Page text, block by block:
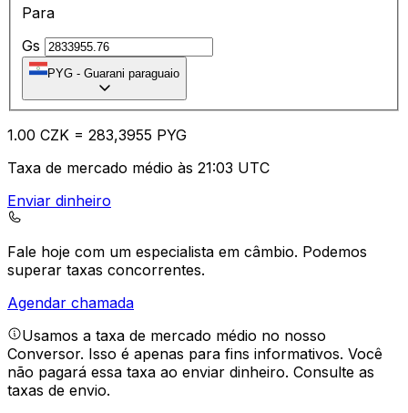
Para
Gs
PYG - Guarani paraguaio
1.00 CZK = 283,3955 PYG
Taxa de mercado médio às 21:03 UTC
Enviar dinheiro
Fale hoje com um especialista em câmbio. Podemos
superar taxas concorrentes.
Agendar chamada
Usamos a taxa de mercado médio no nosso
Conversor. Isso é apenas para fins informativos. Você
não pagará essa taxa ao enviar dinheiro. Consulte as
taxas de envio.